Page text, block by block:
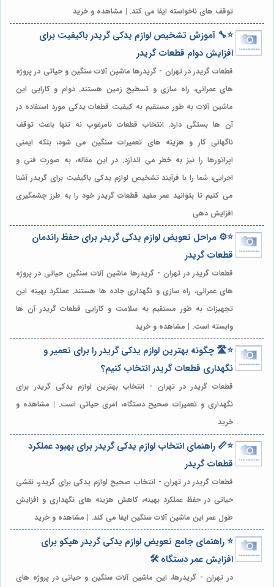
توقف های ناخواسته ایفا می کند. | مشاهده و خرید
⭐️🔧 آموزش تشخیص لوازم یدکی گریدر باکیفیت برای
افزایش دوام قطعات گریدر
قطعات گریدر در تهران - گریدرها ماشین آلات سنگین و حیاتی در پروژه
های عمرانی، راه سازی و تسطیح زمین هستند. دوام و کارایی این
ماشین آلات به طور مستقیم به کیفیت قطعات یدکی مورد استفاده در
آن ها بستگی دارد. انتخاب قطعات نامرغوب نه تنها باعث توقف
ناگهانی کار و هزینه های تعمیرات سنگین می شود، بلکه ایمنی
اپراتورها را نیز به خطر می اندازد. در این مقاله، به صورت فنی و
اجرایی، شما را با فرآیند تشخیص لوازم یدکی باکیفیت برای گریدر آشنا
می کنیم تا بتوانید عمر مفید قطعات گریدر خود را به طرز چشمگیری
افزایش دهی
⭐️⚙️ مراحل تعویض لوازم یدکی گریدر برای حفظ راندمان
قطعات گریدر
قطعات گریدر در تهران - گریدرها ماشین آلات سنگین حیاتی در پروژه
های عمرانی، راه سازی و نگهداری جاده ها هستند. عملکرد بهینه این
تجهیزات به طور مستقیم به سلامت و کارایی قطعات گریدر آن ها
وابسته است. | مشاهده و خرید
⭐️🛣️ چگونه بهترین لوازم یدکی گریدر را برای تعمیر و
نگهداری قطعات گریدر انتخاب کنیم؟
قطعات گریدر در تهران - انتخاب بهترین لوازم یدکی گریدر برای
نگهداری و تعمیرات صحیح دستگاه، امری حیاتی است. | مشاهده و
خرید
⭐️📏 راهنمای انتخاب لوازم یدکی گریدر برای بهبود عملکرد
قطعات گریدر
قطعات گریدر در تهران - انتخاب صحیح لوازم یدکی برای گریدر، نقشی
حیاتی در حفظ عملکرد بهینه، کاهش هزینه های نگهداری و افزایش
طول عمر این ماشین آلات سنگین ایفا می کند. | مشاهده و خرید
⭐️ راهنمای جامع تعویض لوازم یدکی گریدر هپکو برای
افزایش عمر دستگاه 🛠️
در تهران - گریدرها، این ماشین آلات سنگین و حیاتی در پروژه های